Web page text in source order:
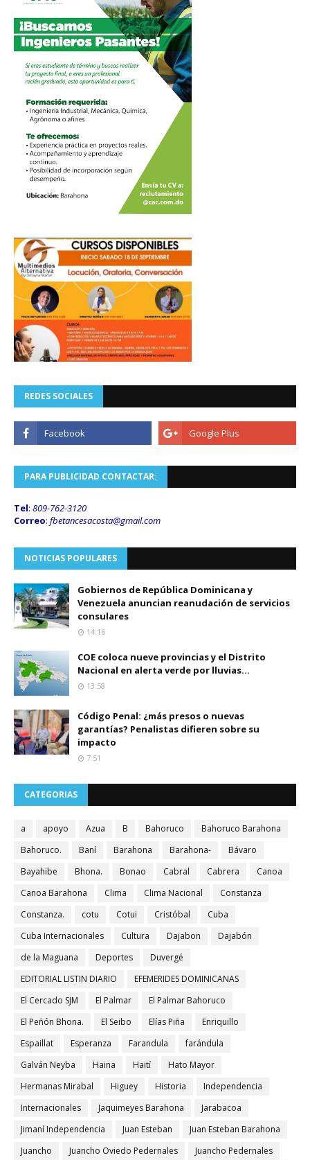
REDES SOCIALES
PARA PUBLICIDAD CONTACTAR:
Tel: 809-762-3120
Correo: fbetancesacosta@gmail.com
NOTICIAS POPULARES
Gobiernos de República Dominicana y
Venezuela anuncian reanudación de servicios
consulares
14:16
COE coloca nueve provincias y el Distrito
Nacional en alerta verde por lluvias...
13:58
Código Penal: ¿más presos o nuevas
garantías? Penalistas difieren sobre su
impacto
7:51
CATEGORIAS
a apoyo Azua B Bahoruco
Bahoruco Barahona
Bahoruco.
Baní Barahona Barahona-
Bávaro
Bayahibe
Bhona. Bonao Cabral Cabrera
Canoa
Canoa Barahona
Clima Clima Nacional
Constanza
Constanza.
cotu Cotui Cristóbal
Cuba
Cuba Internacionales
Cultura Dajabon
Dajabón
de la Maguana
Deportes
Duvergé
EDITORIAL LISTIN DIARIO
EFEMERIDES DOMINICANAS
El Cercado SJM
El Palmar
El Palmar Bahoruco
El Peñón Bhona.
El Seibo Elías Piña
Enriquillo
Espaillat
Esperanza Farandula
farándula
Galván Neyba
Haina Haití
Hato Mayor
Hermanas Mirabal
Higuey Historia
Independencia
Internacionales
Jaquimeyes Barahona
Jarabacoa
Jimaní Independencia
Juan Esteban
Juan Esteban Barahona
Juancho
Juancho Oviedo Pedernales
Juancho Pedernales